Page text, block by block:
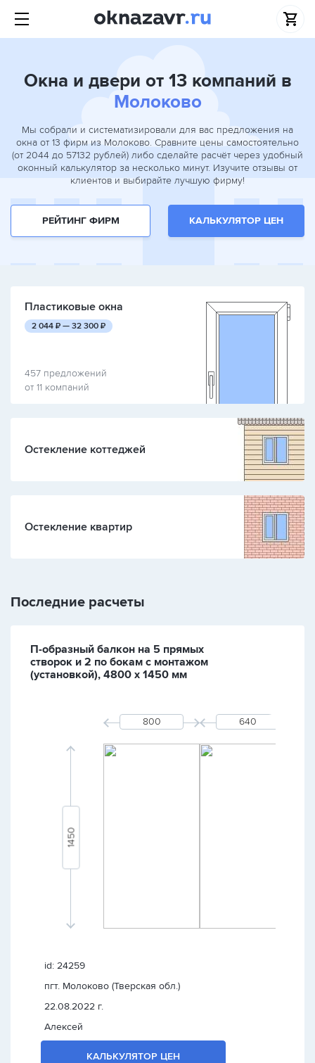
Окна и двери от 13 компаний в
Молоково
Мы собрали и систематизировали для вас предложения на
окна от 13 фирм из Молоково. Сравните цены самостоятельно
(от 2044 до 57132 рублей) либо сделайте расчёт через удобный
оконный калькулятор за несколько минут. Изучите отзывы от
клиентов и выбирайте лучшую фирму!
РЕЙТИНГ ФИРМ КАЛЬКУЛЯТОР ЦЕН
Пластиковые окна
2 044 руб.
₽ — 32 300 руб.
₽
457 предложений
от 11 компаний
Остекление коттеджей
Остекление квартир
Последние расчеты
П-образный балкон на 5 прямых
створок и 2 по бокам с монтажом
(установкой), 4800 х 1450 мм
id: 24259
пгт. Молоково (Тверская обл.)
22.08.2022 г.
Алексей
КАЛЬКУЛЯТОР ЦЕН